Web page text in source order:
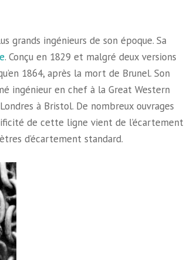
grands ingénieurs de son époque. Sa
. Conçu en 1829 et malgré deux versions
1864, après la mort de Brunel. Son
ingénieur en chef à la Great Western
à Bristol. De nombreux ouvrages
de cette ligne vient de l’écartement
d’écartement standard.